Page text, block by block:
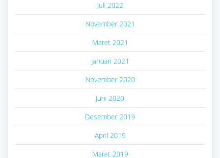
Juli 2022
November 2021
Maret 2021
Januari 2021
November 2020
Juni 2020
Desember 2019
April 2019
Maret 2019